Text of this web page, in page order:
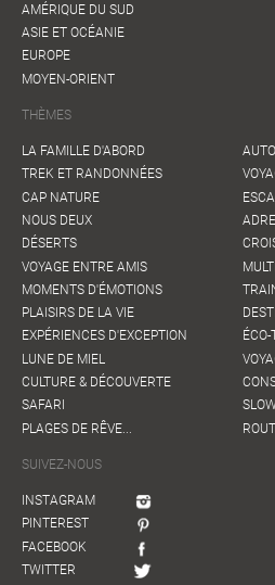
AMÉRIQUE DU SUD
ASIE ET OCÉANIE
EUROPE
MOYEN-ORIENT
THÈMES
LA FAMILLE D'ABORD
TREK ET RANDONNÉES
CAP NATURE
NOUS DEUX
DÉSERTS
VOYAGE ENTRE AMIS
MOMENTS D'ÉMOTIONS
PLAISIRS DE LA VIE
EXPÉRIENCES D'EXCEPTION
LUNE DE MIEL
CULTURE & DÉCOUVERTE
SAFARI
PLAGES DE RÊVE...
SUIVEZ-NOUS
INSTAGRAM
PINTEREST
FACEBOOK
TWITTER